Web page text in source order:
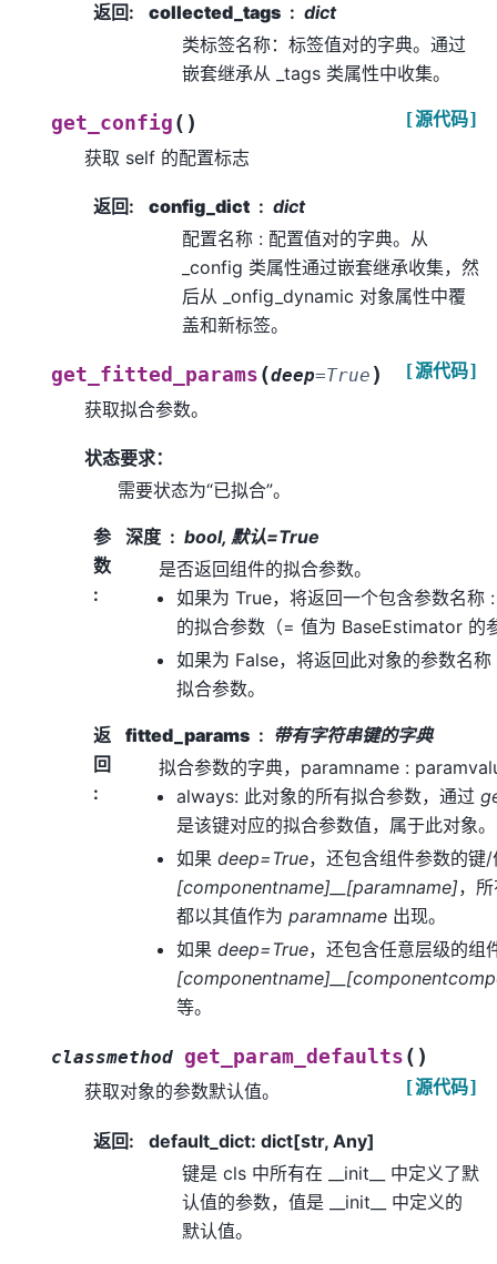
返回: collected_tags
dict
类标签名称：标签值对的字典。通过
嵌套继承从 _tags 类属性中收集。
get_config ( ) [源代码]
获取 self 的配置标志
返回: config_dict
dict
配置名称 : 配置值对的字典。从
_config 类属性通过嵌套继承收集，然
后从 _onfig_dynamic 对象属性中覆
盖和新标签。
get_fitted_params (deep=True ) [源代码]
获取拟合参数。
状态要求：
需要状态为“已拟合”。
参
数
:
深度
bool, 默认=True
是否返回组件的拟合参数。
如果为 True，将返回一个包含参数名称
的拟合参数（= 值为 BaseEstimator 的
如果为 False，将返回此对象的参数名
拟合参数。
返
回
:
fitted_params
带有字符串键的字典
拟合参数的字典，paramname :
always: 此对象的所有拟合参数，通过
是该键对应的拟合参数值，属于此对象。
如果 deep=True，还包含组件参数的键
[componentname]__[paramname]，
都以其值作为 paramname 出现。
如果 deep=True，还包含任意层级的组
等。
classmethod get_param_defaults ( )
[源代码]
获取对象的参数默认值。
返回:
default_dict: dict[str, Any]
键是 cls 中所有在 __init__ 中定义了默
认值的参数，值是 __init__ 中定义的
默认值。